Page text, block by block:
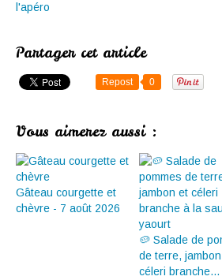
l'apéro
Partager cet article
Repost 0
Vous aimerez aussi :
Gâteau courgette et
chèvre - 7 août 2026
🥔 Salade de
de terre,
céleri branche...